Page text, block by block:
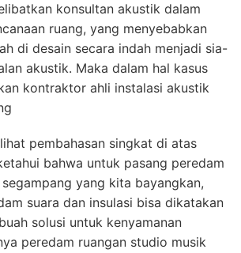
konsultan akustik dalam
ruang, yang menyebabkan
di desain secara indah menjadi sia-
akustik. Maka dalam hal kasus
kontraktor ahli instalasi akustik
pembahasan singkat di atas
bahwa untuk pasang peredam
yang kita bayangkan,
suara dan insulasi bisa dikatakan
solusi untuk kenyamanan
peredam ruangan studio musik